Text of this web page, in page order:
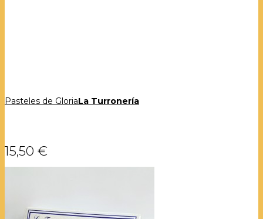
Pasteles de GloriaLa Turronería
15,50 €